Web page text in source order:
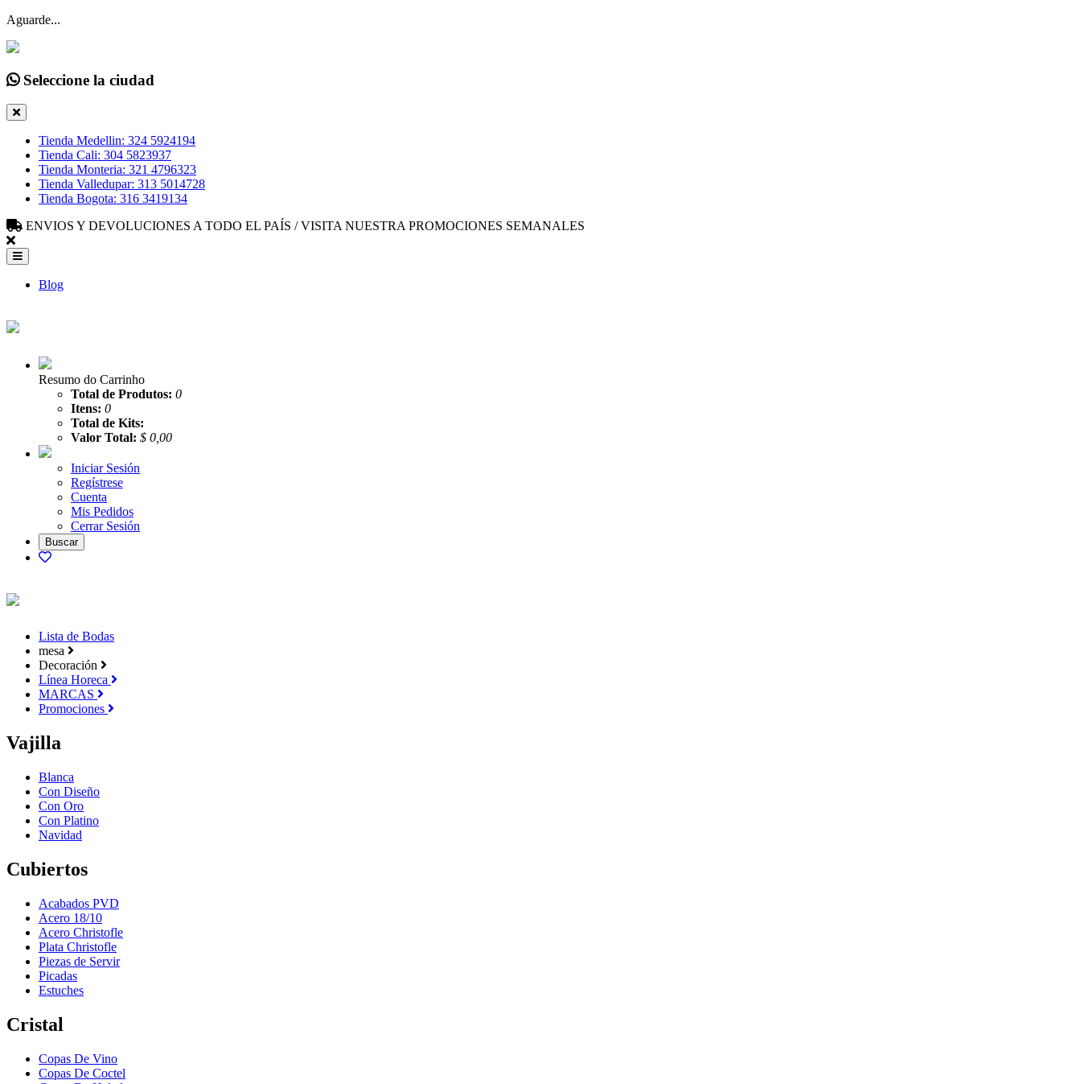
Aguarde...
Seleccione la ciudad
Tienda Medellin: 324 5924194
Tienda Cali: 304 5823937
Tienda Monteria: 321 4796323
Tienda Valledupar: 313 5014728
Tienda Bogota: 316 3419134
ENVIOS Y DEVOLUCIONES A TODO EL PAÍS / VISITA NUESTRA PROMOCIONES SEMANALES
Blog
Resumo do Carrinho
Total de Produtos: 0
Itens: 0
Total de Kits:
Valor Total: $ 0,00
Iniciar Sesión
Regístrese
Cuenta
Mis Pedidos
Cerrar Sesión
Lista de Bodas
mesa
Decoración
Línea Horeca
MARCAS
Promociones
Vajilla
Blanca
Con Diseño
Con Oro
Con Platino
Navidad
Cubiertos
Acabados PVD
Acero 18/10
Acero Christofle
Plata Christofle
Piezas de Servir
Picadas
Estuches
Cristal
Copas De Vino
Copas De Coctel